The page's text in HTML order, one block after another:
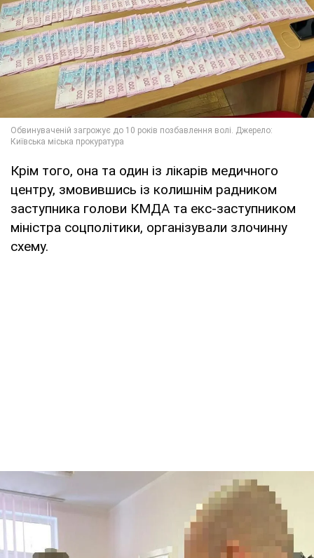
Крім того, она та один із лікарів медичного
центру, змовившись із колишнім радником
заступника голови КМДА та екс-заступником
міністра соцполітики, організували злочинну
схему.